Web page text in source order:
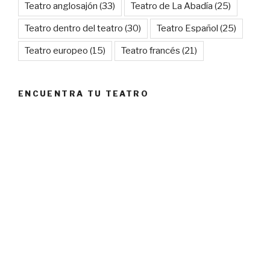
Teatro anglosajón (33) Teatro de La Abadía (25)
Teatro dentro del teatro (30) Teatro Español (25)
Teatro europeo (15) Teatro francés (21)
ENCUENTRA TU TEATRO